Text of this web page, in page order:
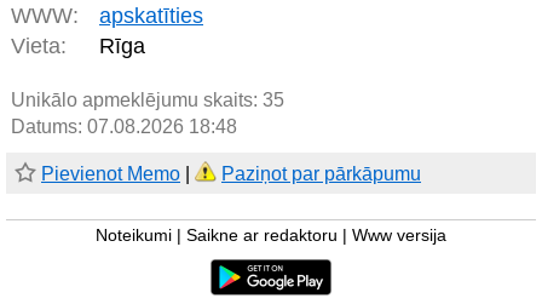
WWW:
apskatīties
Vieta:
Rīga
Unikālo apmeklējumu skaits: 35
Datums: 07.08.2026 18:48
Pievienot Memo Paziņot par pārkāpumu
Noteikumi Saikne ar redaktoru Www versija